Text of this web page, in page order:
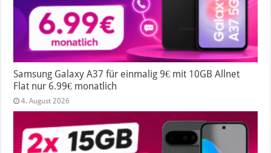
Samsung Galaxy A37 für einmalig 9€ mit 10GB Allnet
Flat nur 6.99€ monatlich
4. August 2026